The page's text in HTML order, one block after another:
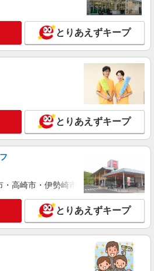
円〜1600円 ※経験・能力による 上
間外勤務手当＋交通費支給◎
1丁目28－1 西武池袋本店
詳細を見る
ッフ/tkGS41215b
売
1650円 上記給与＋時間外勤務手
費全額支給いたします ※ご経験により
※時間外手当はお時給の1.25倍で
池袋
詳細を見る
ッフ/tkGS41980a
いたします ※ご経験により異なりま
とりあえずキープ
とりあえずキープ
高崎市・伊勢崎市・太田市・館林市
とりあえずキープ